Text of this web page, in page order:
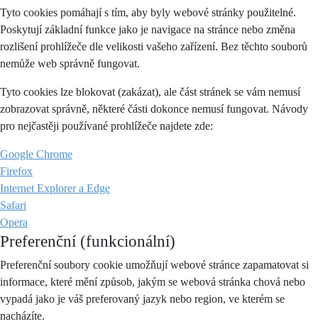
Tyto cookies pomáhají s tím, aby byly webové stránky použitelné.
Poskytují základní funkce jako je navigace na stránce nebo změna
rozlišení prohlížeče dle velikosti vašeho zařízení. Bez těchto souborů
nemůže web správně fungovat.
Tyto cookies lze blokovat (zakázat), ale část stránek se vám nemusí
zobrazovat správně, některé části dokonce nemusí fungovat. Návody
pro nejčastěji používané prohlížeče najdete zde:
Google Chrome
Firefox
Internet Explorer a Edge
Safari
Opera
Preferenční (funkcionální)
Preferenční soubory cookie umožňují webové stránce zapamatovat si
informace, které mění způsob, jakým se webová stránka chová nebo
vypadá jako je váš preferovaný jazyk nebo region, ve kterém se
nacházíte.